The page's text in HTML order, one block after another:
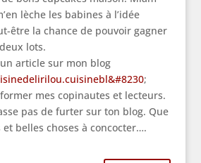
lèche les babines à l’idée
être la chance de pouvoir gagner
lots.
un article sur mon blog
;
mes copinautes et lecteurs.
pas de furter sur ton blog. Que
belles choses à concocter….